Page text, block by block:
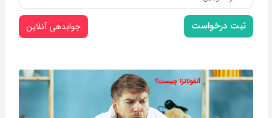
ثبت درخواست جوابدهی آنلاین